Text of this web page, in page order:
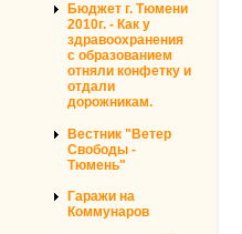
Бюджет г. Тюмени
2010г. - Как у
здравоохранения
с образованием
отняли конфетку и
отдали
дорожникам.
Вестник "Ветер
Свободы -
Тюмень"
Гаражи на
Коммунаров